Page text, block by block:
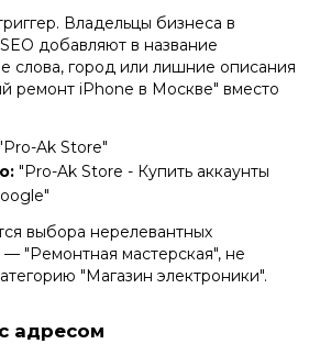
Владельцы бизнеса в
добавляют в название
слова, город или лишние описания
ремонт iPhone в Москве" вместо
Ak Store"
"Pro-Ak Store - Купить аккаунты
выбора нерелевантных
— "Ремонтная мастерская", не
"Магазин электроники".
адресом